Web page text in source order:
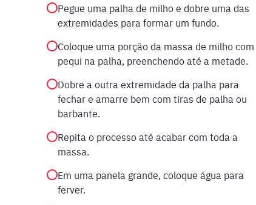
Pegue uma palha de milho e dobre uma das
extremidades para formar um fundo.
Coloque uma porção da massa de milho com
pequi na palha, preenchendo até a metade.
Dobre a outra extremidade da palha para
fechar e amarre bem com tiras de palha ou
barbante.
Repita o processo até acabar com toda a
massa.
Em uma panela grande, coloque água para
ferver.